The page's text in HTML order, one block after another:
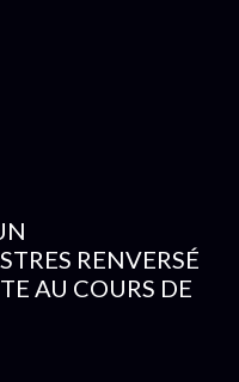
RENVERSÉ
AU COURS DE